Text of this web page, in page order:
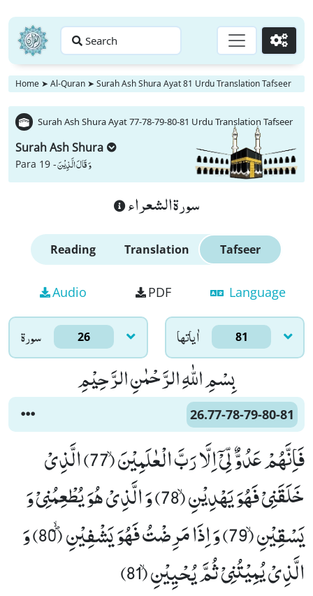
Search Go
Home ➤ Al-Quran ➤ Surah Ash Shura Ayat 81 Urdu Translation Tafseer
Surah Ash Shura Ayat 77-78-79-80-81 Urdu Translation Tafseer
Surah Ash Shura
Para 19 -وَ قَالَ الَّذِیْنَ
سورة الشعراء
Reading Translation Tafseer
Audio PDF Language
سورۃ 26 اٰياتها 81
بِسْمِ اللّٰهِ الرَّحْمٰنِ الرَّحِیْمِ
26.77-78-79-80-81
فَاِنَّهُمْ عَدُوٌّ لِّیْۤ اِلَّا رَبَّ الْعٰلَمِیْنَۙ (77) الَّذِیْ
خَلَقَنِیْ فَهُوَ یَهْدِیْنِۙ (78) وَ الَّذِیْ هُوَ یُطْعِمُنِیْ وَ
یَسْقِیْنِۙ (79) وَ اِذَا مَرِضْتُ فَهُوَ یَشْفِیْنِﭪ (80) وَ
الَّذِیْ یُمِیْتُنِیْ ثُمَّ یُحْیِیْنِۙ (81)